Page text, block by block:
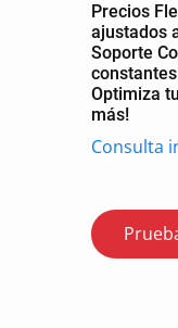
Precios
ajustados
Soporte
Optimiza
más!
Consulta